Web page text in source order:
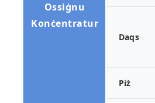
Ossiġnu
Konċentratur
Daqs
Piż